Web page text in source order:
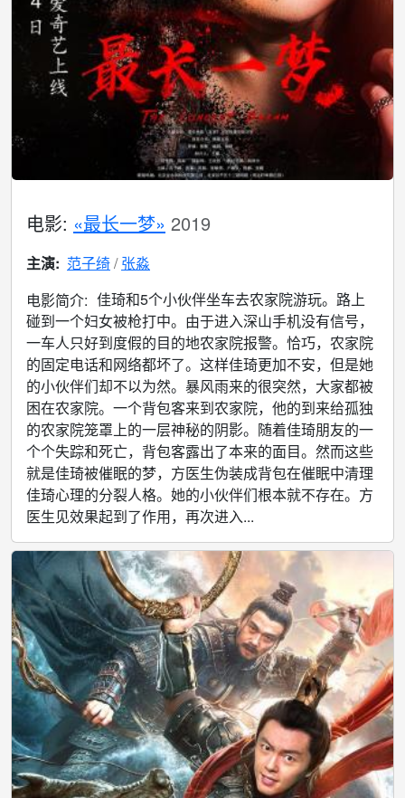
电影: «最长一梦» 2019
主演: 范子绮 张淼
电影简介: 佳琦和5个小伙伴坐车去农家院游玩。路上
碰到一个妇女被枪打中。由于进入深山手机没有信号，
一车人只好到度假的目的地农家院报警。恰巧，农家院
的固定电话和网络都坏了。这样佳琦更加不安，但是她
的小伙伴们却不以为然。暴风雨来的很突然，大家都被
困在农家院。一个背包客来到农家院，他的到来给孤独
的农家院笼罩上的一层神秘的阴影。随着佳琦朋友的一
个个失踪和死亡，背包客露出了本来的面目。然而这些
就是佳琦被催眠的梦，方医生伪装成背包在催眠中清理
佳琦心理的分裂人格。她的小伙伴们根本就不存在。方
医生见效果起到了作用，再次进入...